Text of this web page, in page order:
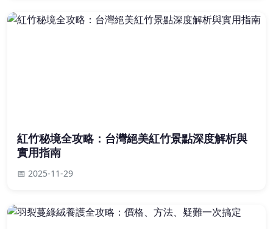
紅竹秘境全攻略：台灣絕美紅竹景點深度解析與
實用指南
📅 2025-11-29